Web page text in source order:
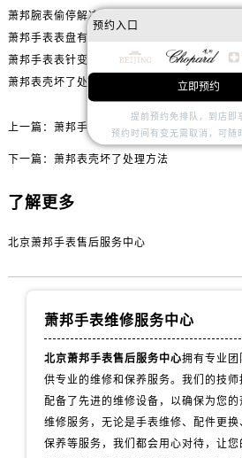
萧邦腕表偷停解决方法汇总
萧邦机
萧邦手表表盘有划痕怎么修复
萧邦进
萧邦手表表针变色处理办法深度解析 萧邦腕
萧邦表壳坏了处理方法
萧邦发
上一篇： 萧邦手表表盘生锈解决办法大全
下一篇： 萧邦表壳坏了处理方法
了解更多
北京萧邦手表售后服务中心
萧邦手表维修服务中心
北京萧邦手表售后服务中心拥有专业
供专业的维修和保养服务。我们的技
配备了先进的维修设备，以确保为您
维修服务，无论是手表维修、配件更
保养等服务，我们都会用心对待，让
预约入口
立即预约
提前预约免排队，到店即
预约时间有变无需取消，可随